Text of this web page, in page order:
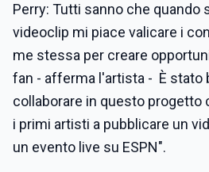
Perry: Tutti sanno che quando
videoclip mi piace valicare i
me stessa per creare
fan - afferma l'artista - È stato
collaborare in questo progetto
i primi artisti a pubblicare un
un evento live su ESPN".